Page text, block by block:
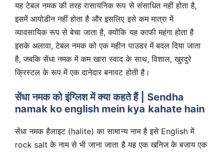
यह टेबल नमक की तरह रासायनिक रूप से संसाधित नहीं होता है,
इसमें आयोडीन नहीं होता है और इसलिए इसे कम मात्रा में
व्यावसायिक रूप से बेचा जाता है, क्योंकि यह काफी महंगा होता है
इसके अलावा, टेबल नमक को एक महीन पाउडर में बदल दिया जाता
है, जबकि सेंधा नमक में कम खारा स्वाद के साथ, विशाल, खुरदुरे
क्रिस्टल के रूप में एक दानेदार बनावट होती है।
सेंधा नमक को इंग्लिश में क्या कहते हैं | Sendha
namak ko english mein kya kahate hain
सेंधा नमक हैलाइट (halite) का सामान्य नाम है इसे English में
rock salt के नाम से भी जाना जाता है यह एक खनिज के बजाय एक